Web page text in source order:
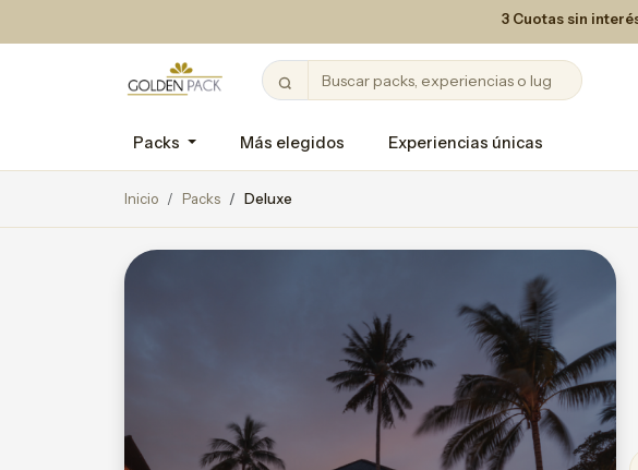
3 Cuotas sin
Packs Más elegidos Experiencias únicas
Inicio Packs Deluxe